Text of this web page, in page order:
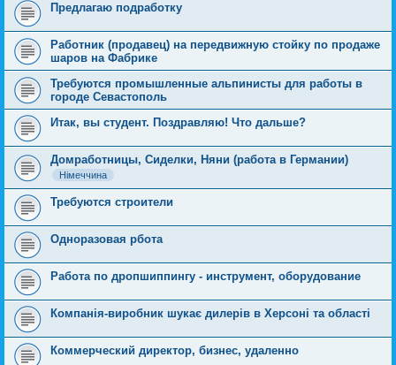
Предлагаю подработку
Работник (продавец) на передвижную стойку по продаже
шаров на Фабрике
Требуются промышленные альпинисты для работы в
городе Севастополь
Итак, вы студент. Поздравляю! Что дальше?
Домработницы, Сиделки, Няни (работа в Германии)
Німеччина
Требуются строители
Одноразовая рбота
Работа по дропшиппингу - инструмент, оборудование
Компанія-виробник шукає дилерів в Херсоні та області
Коммерческий директор, бизнес, удаленно